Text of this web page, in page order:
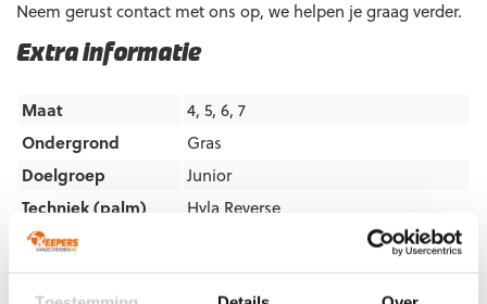
Extra informatie
Maat
4, 5, 6, 7
Ondergrond
Gras
Doelgroep
Junior
Techniek (palm)
Hyla Reverse
Kleur
Merk
Stanno
Neem gerust contact met ons op, we helpen je graag verder.